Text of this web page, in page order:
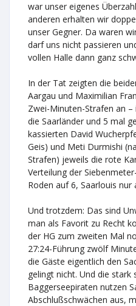
war unser eigenes
anderen erhalten wir
unser Gegner. Da waren
darf uns nicht passieren
vollen Halle dann ganz
In der Tat zeigten die
Aargau und Maximilian
Zwei-Minuten-Strafen an
die Saarländer und 5 mal
kassierten David
Geis) und Meti Durmishi
Strafen) jeweils die rote
Verteilung der
Roden auf 6, Saarlouis nur
Und trotzdem: Das sind
man als Favorit zu Recht
der HG zum zweiten Mal
27:24-Führung zwölf
die Gäste eigentlich den
gelingt nicht. Und die stark
Baggerseepiraten nutzen
Abschlußschwächen aus,